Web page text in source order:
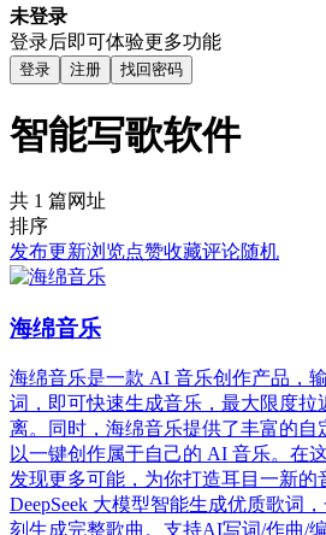
未登录
登录后即可体验更多功能
登录 注册 找回密码
智能写歌软件
共 1 篇网址
排序
发布更新浏览点赞收藏评论随机
海绵音乐
海绵音乐是一款 AI 音乐创作产品，
词，即可快速生成音乐，最大限度拉
离。同时，海绵音乐提供了丰富的自
以一键创作属于自己的 AI 音乐。在
发现更多可能，为你打造耳目一新的
DeepSeek 大模型智能生成优质歌词
刻生成完整歌曲。支持AI写词/作曲/